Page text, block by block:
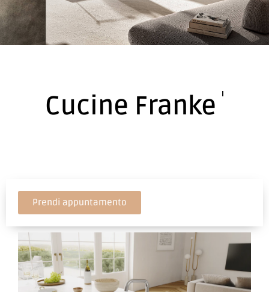
Cucine Franke
Prendi appuntamento